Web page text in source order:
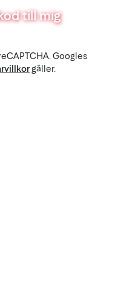
till mig
Googles
gäller.